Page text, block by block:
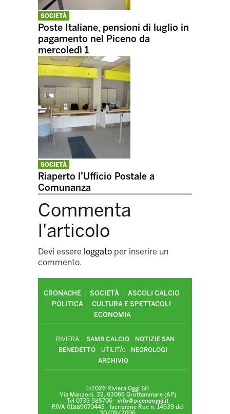
SOCIETÀ
Poste Italiane, pensioni di luglio in
pagamento nel Piceno da
mercoledì 1
SOCIETÀ
Riaperto l’Ufficio Postale a
Comunanza
Commenta
l'articolo
Devi essere loggato per inserire un
commento.
CRONACHE SOCIETÀ
ASCOLI CALCIO
POLITICA
CULTURA E SPETTACOLI
ECONOMIA
RIVIERA: SAMB CALCIO
NOTIZIE SAN
BENEDETTO
UTILITÀ:
NECROLOGI
ARCHIVIO
©2026 Riviera Oggi Srl
Via Manzoni, 33, 63066 Grottammare (AP)
Tel 0735 585706 - info@picenooggi.it
P.IVA 01889070445 - Iscrizione Roc n. 14639 del